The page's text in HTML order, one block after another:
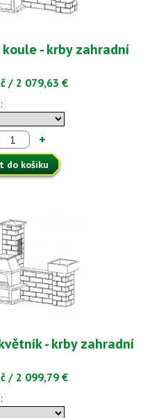
- krby zahradní
/ 2 079,63 €
+
do košíku
- krby zahradní
/ 2 099,79 €